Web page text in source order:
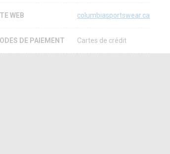
WEB columbiasportswear.ca
DE PAIEMENT Cartes de crédit